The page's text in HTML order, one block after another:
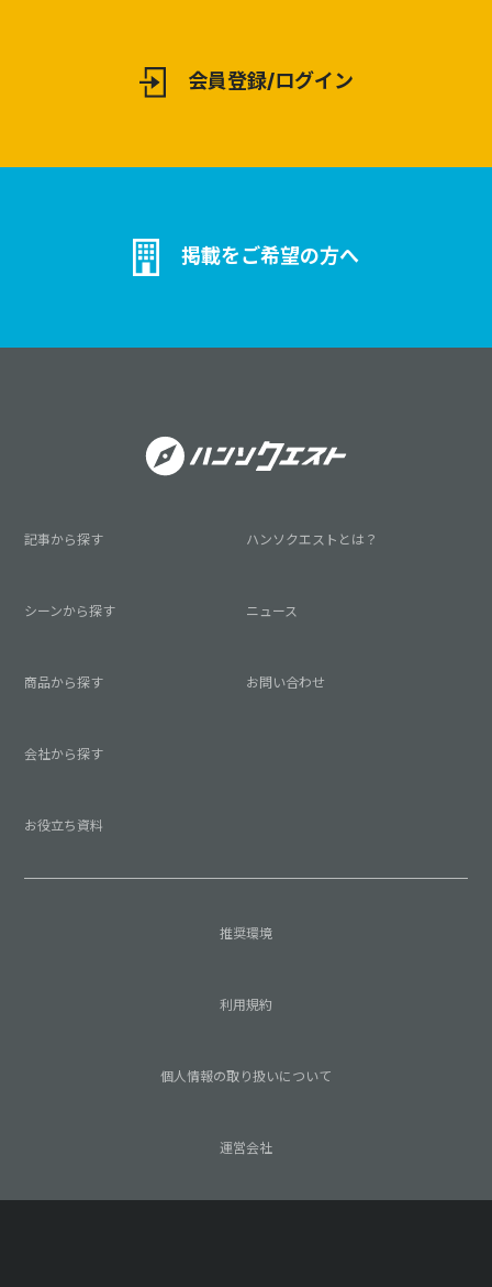
会員登録/ログイン
掲載をご希望の方へ
記事から探す
シーンから探す
商品から探す
会社から探す
お役立ち資料
ハンソクエストとは？
ニュース
お問い合わせ
推奨環境
利用規約
個人情報の取り扱いについて
運営会社